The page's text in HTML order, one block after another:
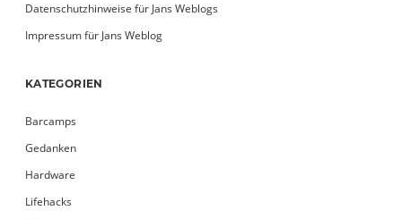
Datenschutzhinweise für Jans Weblogs
Impressum für Jans Weblog
KATEGORIEN
Barcamps
Gedanken
Hardware
Lifehacks